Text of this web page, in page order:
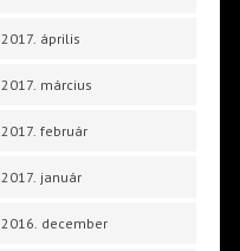
2017. április
2017. március
2017. február
2017. január
2016. december